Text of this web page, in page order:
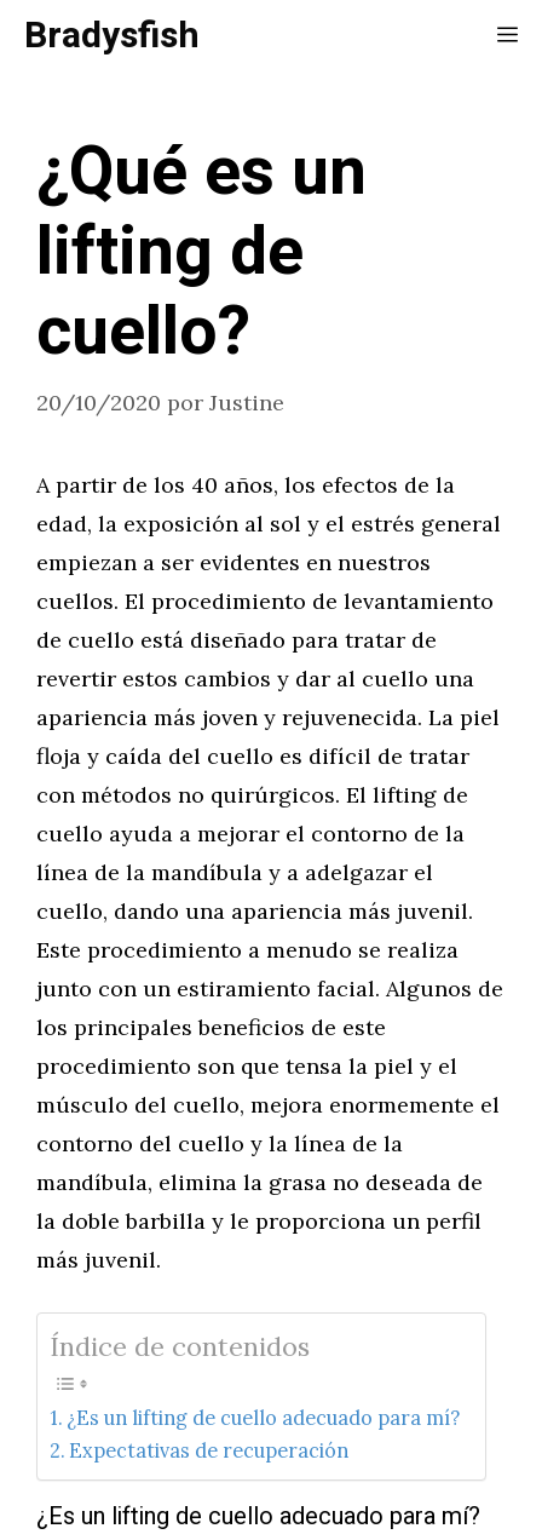
SaltarBradysfish
¿Qué es un
lifting de
cuello?
20/10/2020 por Justine
A partir de los 40 años, los efectos de la
edad, la exposición al sol y el estrés general
empiezan a ser evidentes en nuestros
cuellos. El procedimiento de levantamiento
de cuello está diseñado para tratar de
revertir estos cambios y dar al cuello una
apariencia más joven y rejuvenecida. La piel
floja y caída del cuello es difícil de tratar
con métodos no quirúrgicos. El lifting de
cuello ayuda a mejorar el contorno de la
línea de la mandíbula y a adelgazar el
cuello, dando una apariencia más juvenil.
Este procedimiento a menudo se realiza
junto con un estiramiento facial. Algunos de
los principales beneficios de este
procedimiento son que tensa la piel y el
músculo del cuello, mejora enormemente el
contorno del cuello y la línea de la
mandíbula, elimina la grasa no deseada de
la doble barbilla y le proporciona un perfil
más juvenil.
Índice de contenidos
¿Es un lifting de cuello adecuado para mí?
Expectativas de recuperación
¿Es un lifting de cuello adecuado para mí?